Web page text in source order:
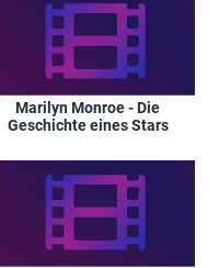
Marilyn Monroe - Die
Geschichte eines Stars